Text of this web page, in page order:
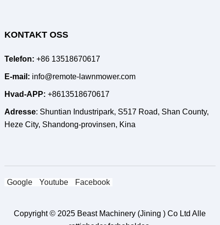
KONTAKT OSS
Telefon: +86 13518670617
E-mail: info@remote-lawnmower.com
Hvad-APP: +8613518670617
Adresse: Shuntian Industripark, S517 Road, Shan County,
Heze City, Shandong-provinsen, Kina
Google Youtube Facebook
Copyright © 2025 Beast Machinery (Jining ) Co Ltd Alle